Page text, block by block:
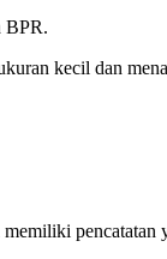
BPR.
kecil dan